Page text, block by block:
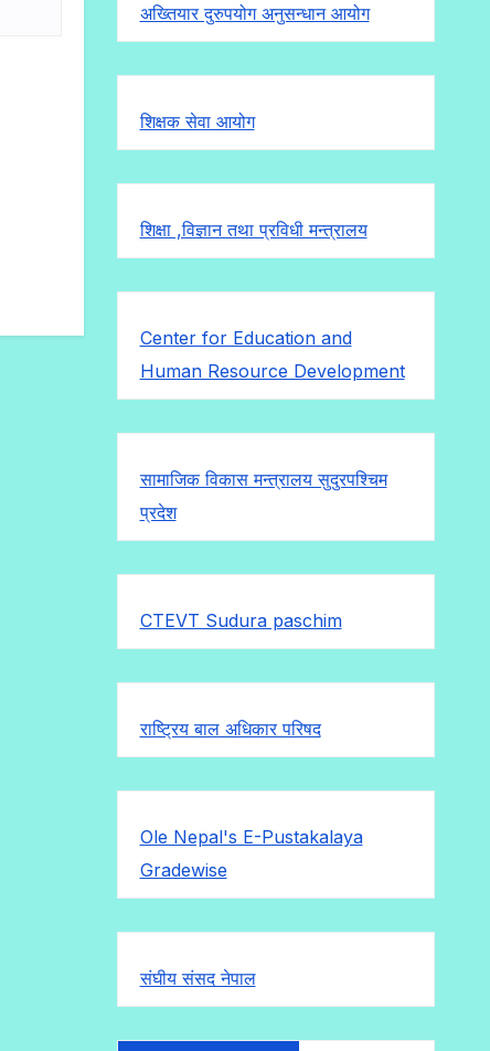
अख्तियार दुरुपयोग अनुसन्धान आयोग
शिक्षक सेवा आयोग
शिक्षा ,विज्ञान तथा प्रविधी मन्त्रालय
Center for Education and
Human Resource Development
सामाजिक विकास मन्त्रालय सुदुरपश्चिम
प्रदेश
CTEVT Sudura paschim
राष्ट्रिय बाल अधिकार परिषद
Ole Nepal's E-Pustakalaya
Gradewise
संघीय संसद नेपाल